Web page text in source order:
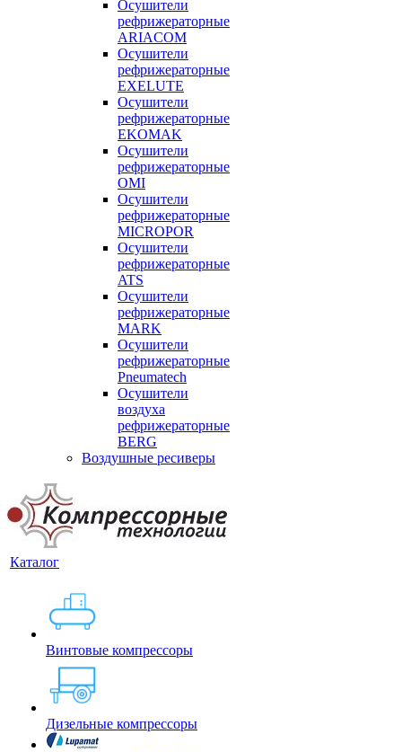
Осушители
рефрижераторные
ARIACOM
Осушители
рефрижераторные
EXELUTE
Осушители
рефрижераторные
EKOMAK
Осушители
рефрижераторные
OMI
Осушители
рефрижераторные
MICROPOR
Осушители
рефрижераторные
ATS
Осушители
рефрижераторные
MARK
Осушители
рефрижераторные
Pneumatech
Осушители
воздуха
рефрижераторные
BERG
Воздушные ресиверы
Каталог
Винтовые компрессоры
Дизельные компрессоры